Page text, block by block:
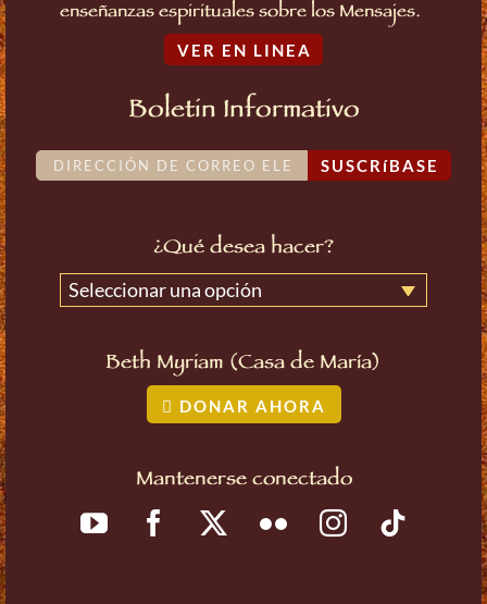
enseñanzas espirituales sobre los Mensajes.
VER EN LINEA
Boletin Informativo
SUSCRíBASE
¿Qué desea hacer?
Seleccionar una opción
Beth Myriam (Casa de María)
DONAR AHORA
Mantenerse conectado